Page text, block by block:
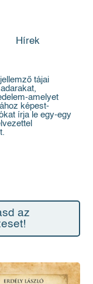
Hírek
tájai
amelyet
képest-
írja le egy-egy
az